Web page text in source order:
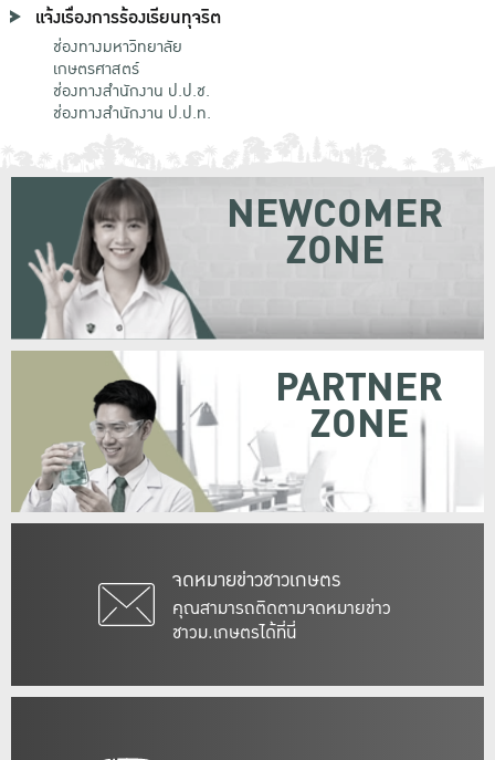
แจ้งเรื่องการร้องเรียนทุจริต
ช่องทางมหาวิทยาลัย
เกษตรศาสตร์
ช่องทางสำนักงาน ป.ป.ช.
ช่องทางสำนักงาน ป.ป.ท.
จดหมายข่าวชาวเกษตร
คุณสามารถติดตามจดหมายข่าว
ชาวม.เกษตรได้ที่นี่
NEWCOMER
ZONE
PARTNER
ZONE